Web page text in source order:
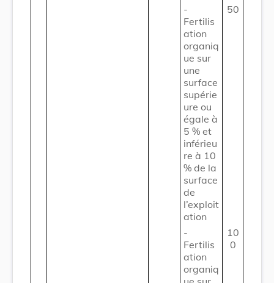
-
Fertilis
ation
organiq
ue sur
une
surface
supérie
ure ou
égale à
5 % et
inférieu
re à 10
% de la
surface
de
l’exploit
ation
50
-
Fertilis
ation
organiq
10
0